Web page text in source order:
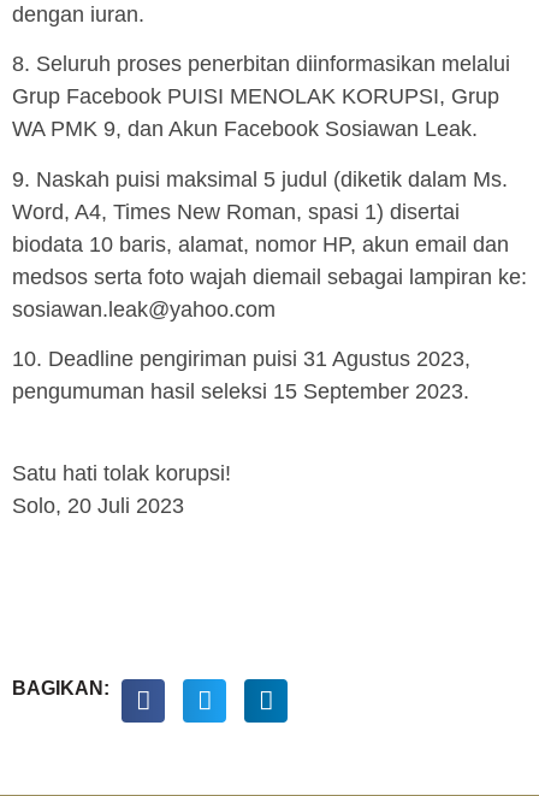
dengan iuran.
8. Seluruh proses penerbitan diinformasikan melalui
Grup Facebook PUISI MENOLAK KORUPSI, Grup
WA PMK 9, dan Akun Facebook Sosiawan Leak.
9. Naskah puisi maksimal 5 judul (diketik dalam Ms.
Word, A4, Times New Roman, spasi 1) disertai
biodata 10 baris, alamat, nomor HP, akun email dan
medsos serta foto wajah diemail sebagai lampiran ke:
sosiawan.leak@yahoo.com
10. Deadline pengiriman puisi 31 Agustus 2023,
pengumuman hasil seleksi 15 September 2023.
Satu hati tolak korupsi!
Solo, 20 Juli 2023
BAGIKAN: